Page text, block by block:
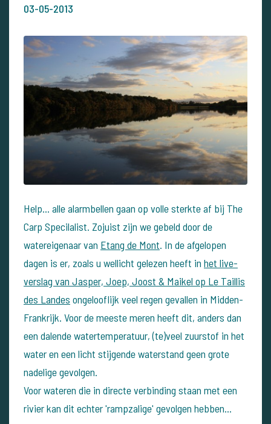
03-05-2013
Help... alle alarmbellen gaan op volle sterkte af bij The
Carp Specilalist. Zojuist zijn we gebeld door de
watereigenaar van Etang de Mont. In de afgelopen
dagen is er, zoals u wellicht gelezen heeft in het live-
verslag van Jasper, Joep, Joost & Maikel op Le Taillis
des Landes ongelooflijk veel regen gevallen in Midden-
Frankrijk. Voor de meeste meren heeft dit, anders dan
een dalende watertemperatuur, (te)veel zuurstof in het
water en een licht stijgende waterstand geen grote
nadelige gevolgen.
Voor wateren die in directe verbinding staan met een
rivier kan dit echter 'rampzalige' gevolgen hebben...